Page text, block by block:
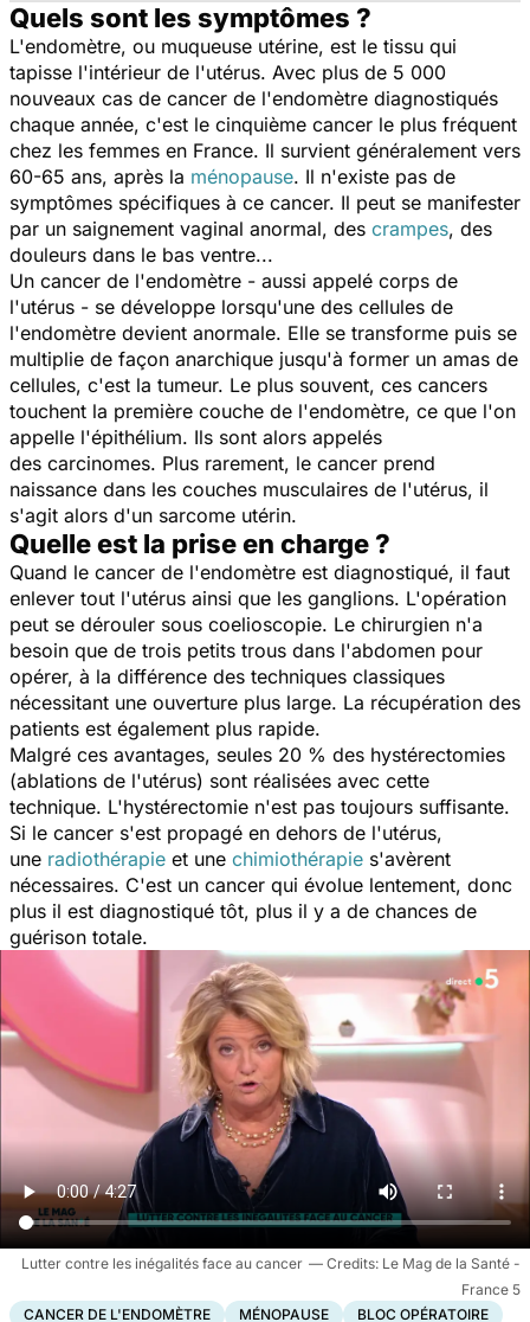
Quels sont les symptômes ?
L'endomètre, ou muqueuse utérine, est le tissu qui
tapisse l'intérieur de l'utérus. Avec plus de 5 000
nouveaux cas de cancer de l'endomètre diagnostiqués
chaque année, c'est le cinquième cancer le plus fréquent
chez les femmes en France. Il survient généralement vers
60-65 ans, après la ménopause. Il n'existe pas de
symptômes spécifiques à ce cancer. Il peut se manifester
par un saignement vaginal anormal, des crampes, des
douleurs dans le bas ventre...
Un cancer de l'endomètre - aussi appelé corps de
l'utérus - se développe lorsqu'une des cellules de
l'endomètre devient anormale. Elle se transforme puis se
multiplie de façon anarchique jusqu'à former un amas de
cellules, c'est la tumeur. Le plus souvent, ces cancers
touchent la première couche de l'endomètre, ce que l'on
appelle l'épithélium. Ils sont alors appelés
des carcinomes. Plus rarement, le cancer prend
naissance dans les couches musculaires de l'utérus, il
s'agit alors d'un sarcome utérin.
Quelle est la prise en charge ?
Quand le cancer de l'endomètre est diagnostiqué, il faut
enlever tout l'utérus ainsi que les ganglions. L'opération
peut se dérouler sous coelioscopie. Le chirurgien n'a
besoin que de trois petits trous dans l'abdomen pour
opérer, à la différence des techniques classiques
nécessitant une ouverture plus large. La récupération des
patients est également plus rapide.
Malgré ces avantages, seules 20 % des hystérectomies
(ablations de l'utérus) sont réalisées avec cette
technique. L'hystérectomie n'est pas toujours suffisante.
Si le cancer s'est propagé en dehors de l'utérus,
une radiothérapie et une chimiothérapie s'avèrent
nécessaires. C'est un cancer qui évolue lentement, donc
plus il est diagnostiqué tôt, plus il y a de chances de
guérison totale.
Lutter contre les inégalités face au cancer
Le Mag de la Santé -
France 5
CANCER DE L'ENDOMÈTRE
MÉNOPAUSE BLOC OPÉRATOIRE